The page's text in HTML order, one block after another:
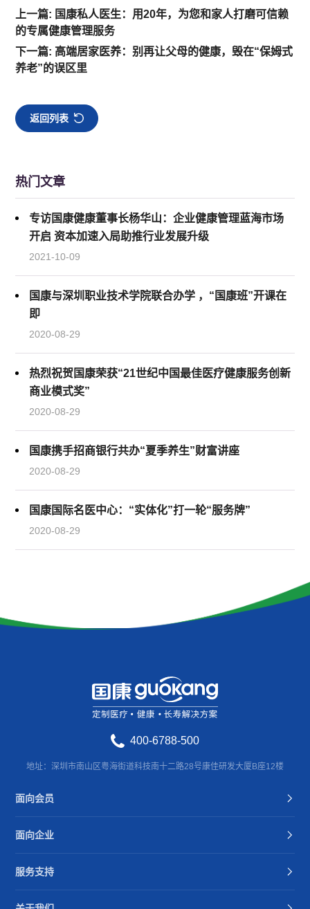
上一篇: 国康私人医生：用20年，为您和家人打磨可信赖
的专属健康管理服务
下一篇: 高端居家医养：别再让父母的健康，毁在“保姆式
养老”的误区里
返回列表
热门文章
专访国康健康董事长杨华山：企业健康管理蓝海市场
开启 资本加速入局助推行业发展升级
2021-10-09
国康与深圳职业技术学院联合办学 ，“国康班”开课在
即
2020-08-29
热烈祝贺国康荣获“21世纪中国最佳医疗健康服务创新
商业模式奖”
2020-08-29
国康携手招商银行共办“夏季养生”财富讲座
2020-08-29
国康国际名医中心：“实体化”打一轮“服务牌”
2020-08-29
400-6788-500
地址：深圳市南山区粤海街道科技南十二路28号康佳研发大厦B座12楼
面向会员
面向企业
服务支持